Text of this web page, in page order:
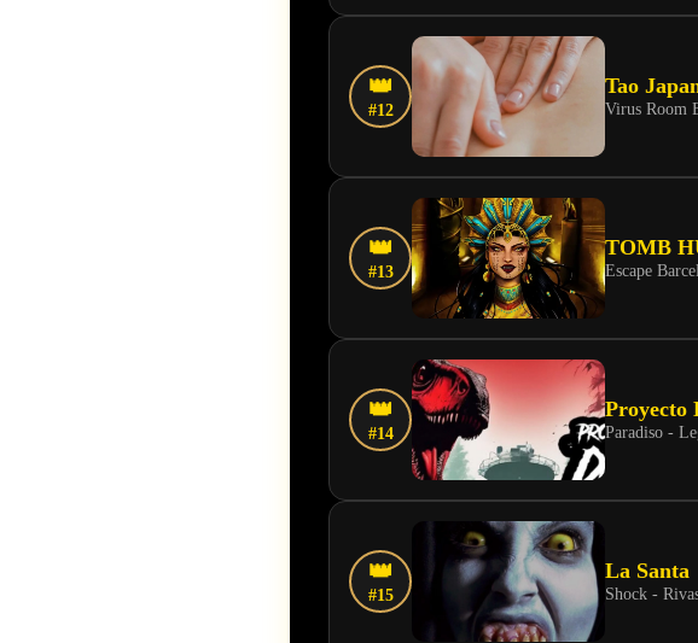
👑
#12
Tao
Virus Room
👑
#13
TOMB
Escape
👑
#14
Proyecto
Paradiso -
👑
#15
La Santa
Shock -